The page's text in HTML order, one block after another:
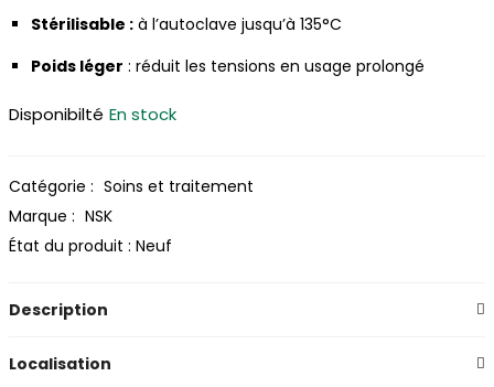
Stérilisable : à l’autoclave jusqu’à 135°C
Poids léger : réduit les tensions en usage prolongé
Disponibilté En stock
Catégorie : Soins et traitement
Marque : NSK
État du produit : Neuf
Description
Localisation